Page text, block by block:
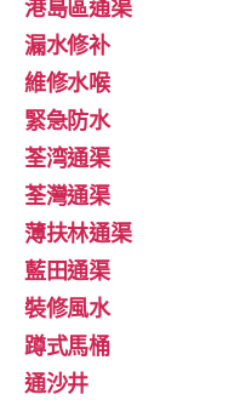
港島區通渠
漏水修补
維修水喉
緊急防水
荃湾通渠
荃灣通渠
薄扶林通渠
藍田通渠
裝修風水
蹲式馬桶
通沙井